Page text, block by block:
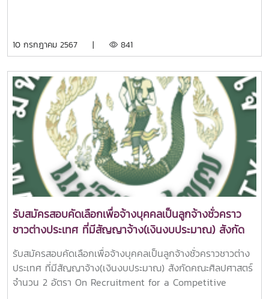
10 กรกฎาคม 2567 | 841
รับสมัครสอบคัดเลือกเพื่อจ้างบุคคลเป็นลูกจ้างชั่วคราว
ชาวต่างประเทศ ที่มีสัญญาจ้าง(เงินงบประมาณ) สังกัด
คณะศิลปศาสตร์ จำนวน 2 อัตรา
รับสมัครสอบคัดเลือกเพื่อจ้างบุคคลเป็นลูกจ้างชั่วคราวชาวต่าง
ประเทศ ที่มีสัญญาจ้าง(เงินงบประมาณ) สังกัดคณะศิลปศาสตร์
จำนวน 2 อัตรา On Recruitment for a Competitive